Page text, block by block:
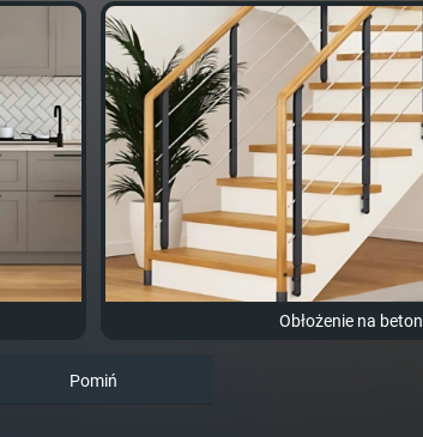
Obłożenie na beton
Pomiń